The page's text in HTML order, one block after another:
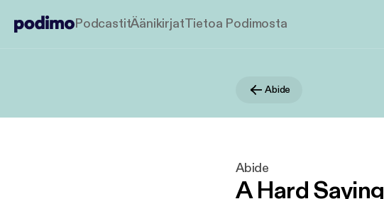
PodcastitÄänikirjatTietoa Podimosta
Abide
Abide
A Hard Saying